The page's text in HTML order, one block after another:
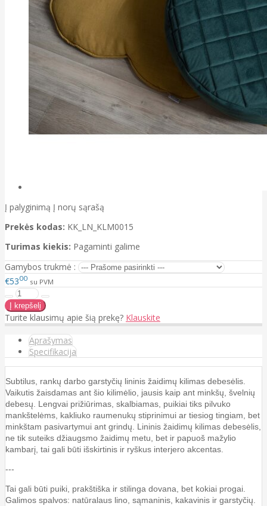
Į palyginimą Į norų sąrašą
Prekės kodas: KK_LN_KLM0015
Turimas kiekis: Pagaminti galime
Gamybos trukmė :
€5300 su PVM
Turite klausimų apie šią prekę? Klauskite
Aprašymas
Specifikacija
Subtilus, rankų darbo garstyčių lininis žaidimų kilimas debesėlis.
Vaikutis žaisdamas ant šio kilimėlio, jausis kaip ant minkšų, švelnių
debesų. Lengvai prižiūrimas, skalbiamas, puikiai tiks pilvuko
mankštelėms, kakliuko raumenukų stiprinimui ar tiesiog tingiam, bet
minkštam pasivartymui ant grindų. Lininis žaidimų kilimas debesėlis,
ne tik suteiks džiaugsmo žaidimų metu, bet ir papuoš mažylio
kambarį, tai gali būti išskirtinis ir ryškus interjero akcentas.
---
Tai gali būti puiki, prakštiška ir stilinga dovana, bet kokiai progai.
Galimos spalvos: natūralaus lino, sąmaninis, kakavinis ir garstyčių.